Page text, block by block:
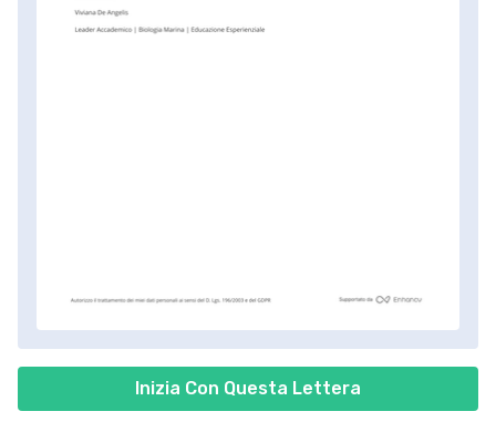
Inizia Con Questa Lettera